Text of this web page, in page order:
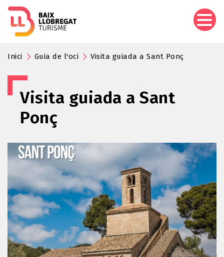
Inici Guia de l'oci Visita guiada a Sant Ponç
Visita guiada a Sant
Ponç